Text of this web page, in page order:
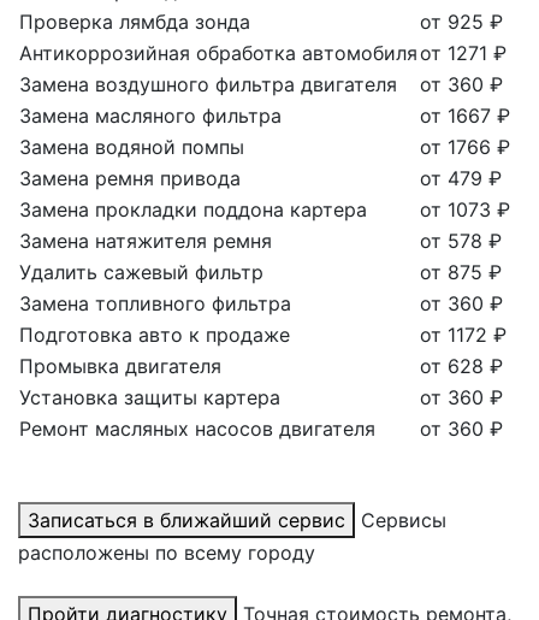
Проверка лямбда зонда
от 925 ₽
Антикоррозийная обработка автомобиляот 1271 ₽
Замена воздушного фильтра двигателя
от 360 ₽
Замена масляного фильтра
от 1667 ₽
Замена водяной помпы
от 1766 ₽
Замена ремня привода
от 479 ₽
Замена прокладки поддона картера
от 1073 ₽
Замена натяжителя ремня
от 578 ₽
Удалить сажевый фильтр
от 875 ₽
Замена топливного фильтра
от 360 ₽
Подготовка авто к продаже
от 1172 ₽
Промывка двигателя
от 628 ₽
Установка защиты картера
от 360 ₽
Ремонт масляных насосов двигателя
от 360 ₽
Записаться в ближайший сервис
Сервисы
расположены по всему городу
Пройти диагностику
Точная стоимость ремонта,